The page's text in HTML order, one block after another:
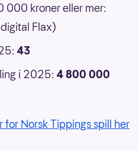
000 kroner eller mer:
digital Flax)
43
i 2025: 4 800 000
for Norsk Tippings spill her